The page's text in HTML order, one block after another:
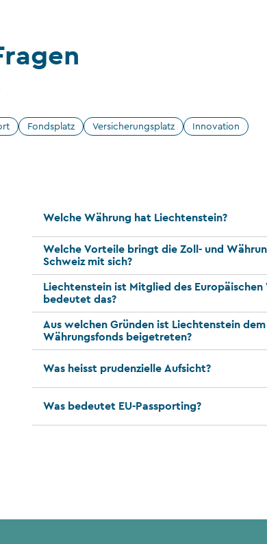
Fondsplatz Versicherungsplatz
Innovation
Welche Währung hat Liechtenstein?
Welche Vorteile bringt die Zoll- und
Schweiz mit sich?
Liechtenstein ist Mitglied des
bedeutet das?
Aus welchen Gründen ist Liechtenstein
Währungsfonds beigetreten?
Was heisst prudenzielle Aufsicht?
Was bedeutet EU-Passporting?